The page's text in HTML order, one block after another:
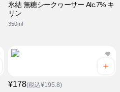
氷結 無糖シークヮーサー Alc.7% キ
リン
350ml
¥178(税込¥195.8)